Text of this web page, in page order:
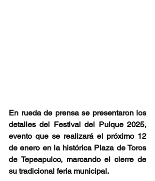
En rueda de prensa se presentaron los
detalles del Festival del Pulque 2025,
evento que se realizará el próximo 12
de enero en la histórica Plaza de Toros
de Tepeapulco, marcando el cierre de
su tradicional feria municipal.